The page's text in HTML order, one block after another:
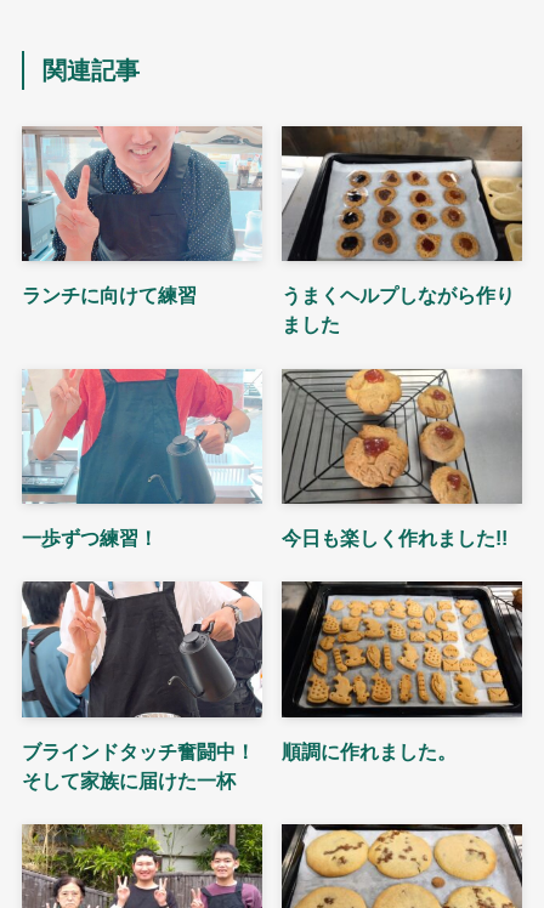
関連記事
ランチに向けて練習
うまくヘルプしながら作り
ました
一歩ずつ練習！ 今日も楽しく作れました!!
ブラインドタッチ奮闘中！
そして家族に届けた一杯
順調に作れました。